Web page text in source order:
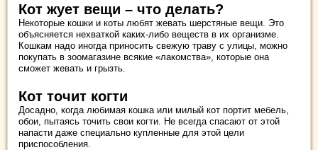
Кот жует вещи – что делать?
Некоторые кошки и коты любят жевать шерстяные вещи. Это
объясняется нехваткой каких-либо веществ в их организме.
Кошкам надо иногда приносить свежую траву с улицы, можно
покупать в зоомагазине всякие «лакомства», которые она
сможет жевать и грызть.
Кот точит когти
Досадно, когда любимая кошка или милый кот портит мебель,
обои, пытаясь точить свои когти. Не всегда спасают от этой
напасти даже специально купленные для этой цели
приспособления.